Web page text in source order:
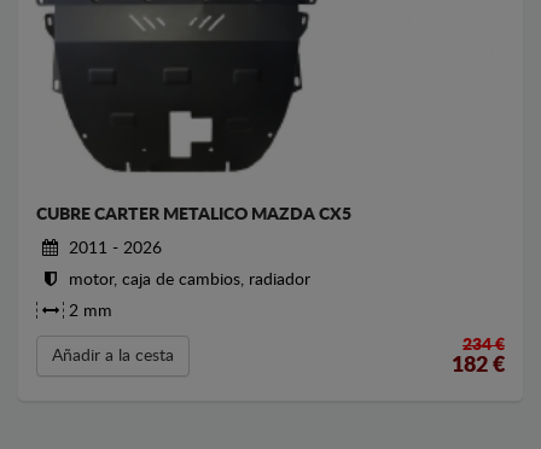
CUBRE CARTER METALICO MAZDA CX5
2011 - 2026
motor, caja de cambios, radiador
2 mm
Añadir a la cesta
234 €
182 €